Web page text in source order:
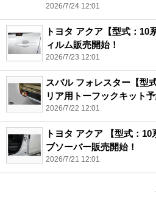
2026/7/24 12:01
トヨタ アクア【型式：10
ィルム販売開始！
2026/7/23 12:01
スバル フォレスター【型
リア用トーフックキット
2026/7/22 12:01
トヨタ アクア 【型式：
ブソーバー販売開始！
2026/7/21 12:01